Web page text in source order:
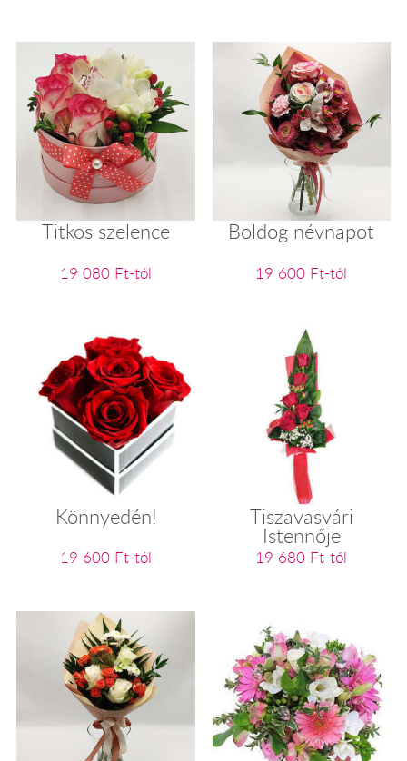
Titkos szelence
19 080 Ft-tól
Boldog névnapot
19 600 Ft-tól
Könnyedén!
19 600 Ft-tól
Tiszavasvári
Istennője
19 680 Ft-tól